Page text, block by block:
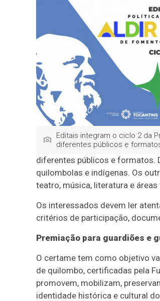
Editais integram o ciclo 2 da
diferentes públicos e
diferentes públicos e formatos.
quilombolas e indígenas. Os
teatro, música, literatura e
Os interessados devem ler
critérios de participação,
Premiação para guardiões e
O certame tem como objetivo
de quilombo, certificadas pela
promovem, mobilizam,
identidade histórica e cultural